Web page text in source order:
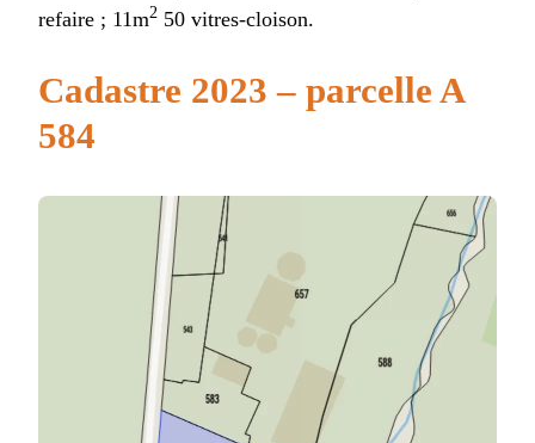
refaire ; 11m2 50 vitres-cloison.
Cadastre 2023 – parcelle A
584